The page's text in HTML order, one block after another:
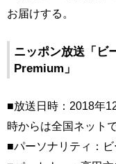
お届けする。
ニッポン放送「ビ
Premium」
■放送日時：2018年
時からは全国ネット
■パーソナリティ：